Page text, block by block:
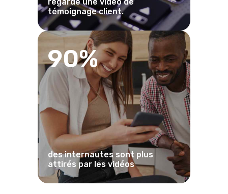
témoignage client.
90%
des internautes sont plus
attirés par les vidéos